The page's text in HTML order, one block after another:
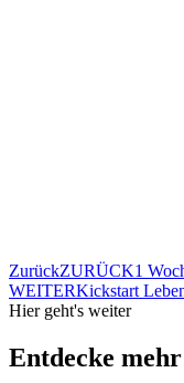
ZurückZURÜCK1
WEITERKickstart
Hier geht's weiter
Entdecke mehr